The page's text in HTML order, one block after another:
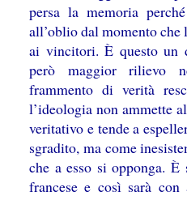
persa la memoria
all’oblio dal momento
ai vincitori. È questo un
però maggior rilievo
frammento di verità
l’ideologia non ammette
veritativo e tende a
sgradito, ma come
che a esso si opponga.
francese e così sarà con